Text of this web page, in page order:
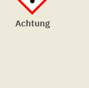
Achtung